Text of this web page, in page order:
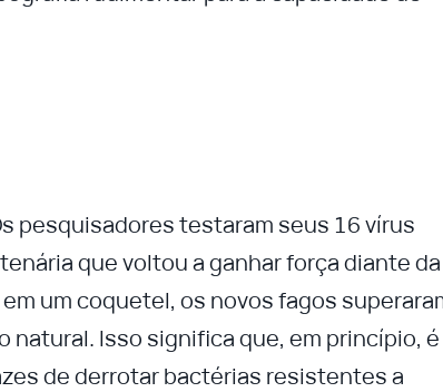
pesquisadores testaram seus 16 vírus
que voltou a ganhar força diante da
um coquetel, os novos fagos
natural. Isso significa que, em princípio, é
de derrotar bactérias resistentes a